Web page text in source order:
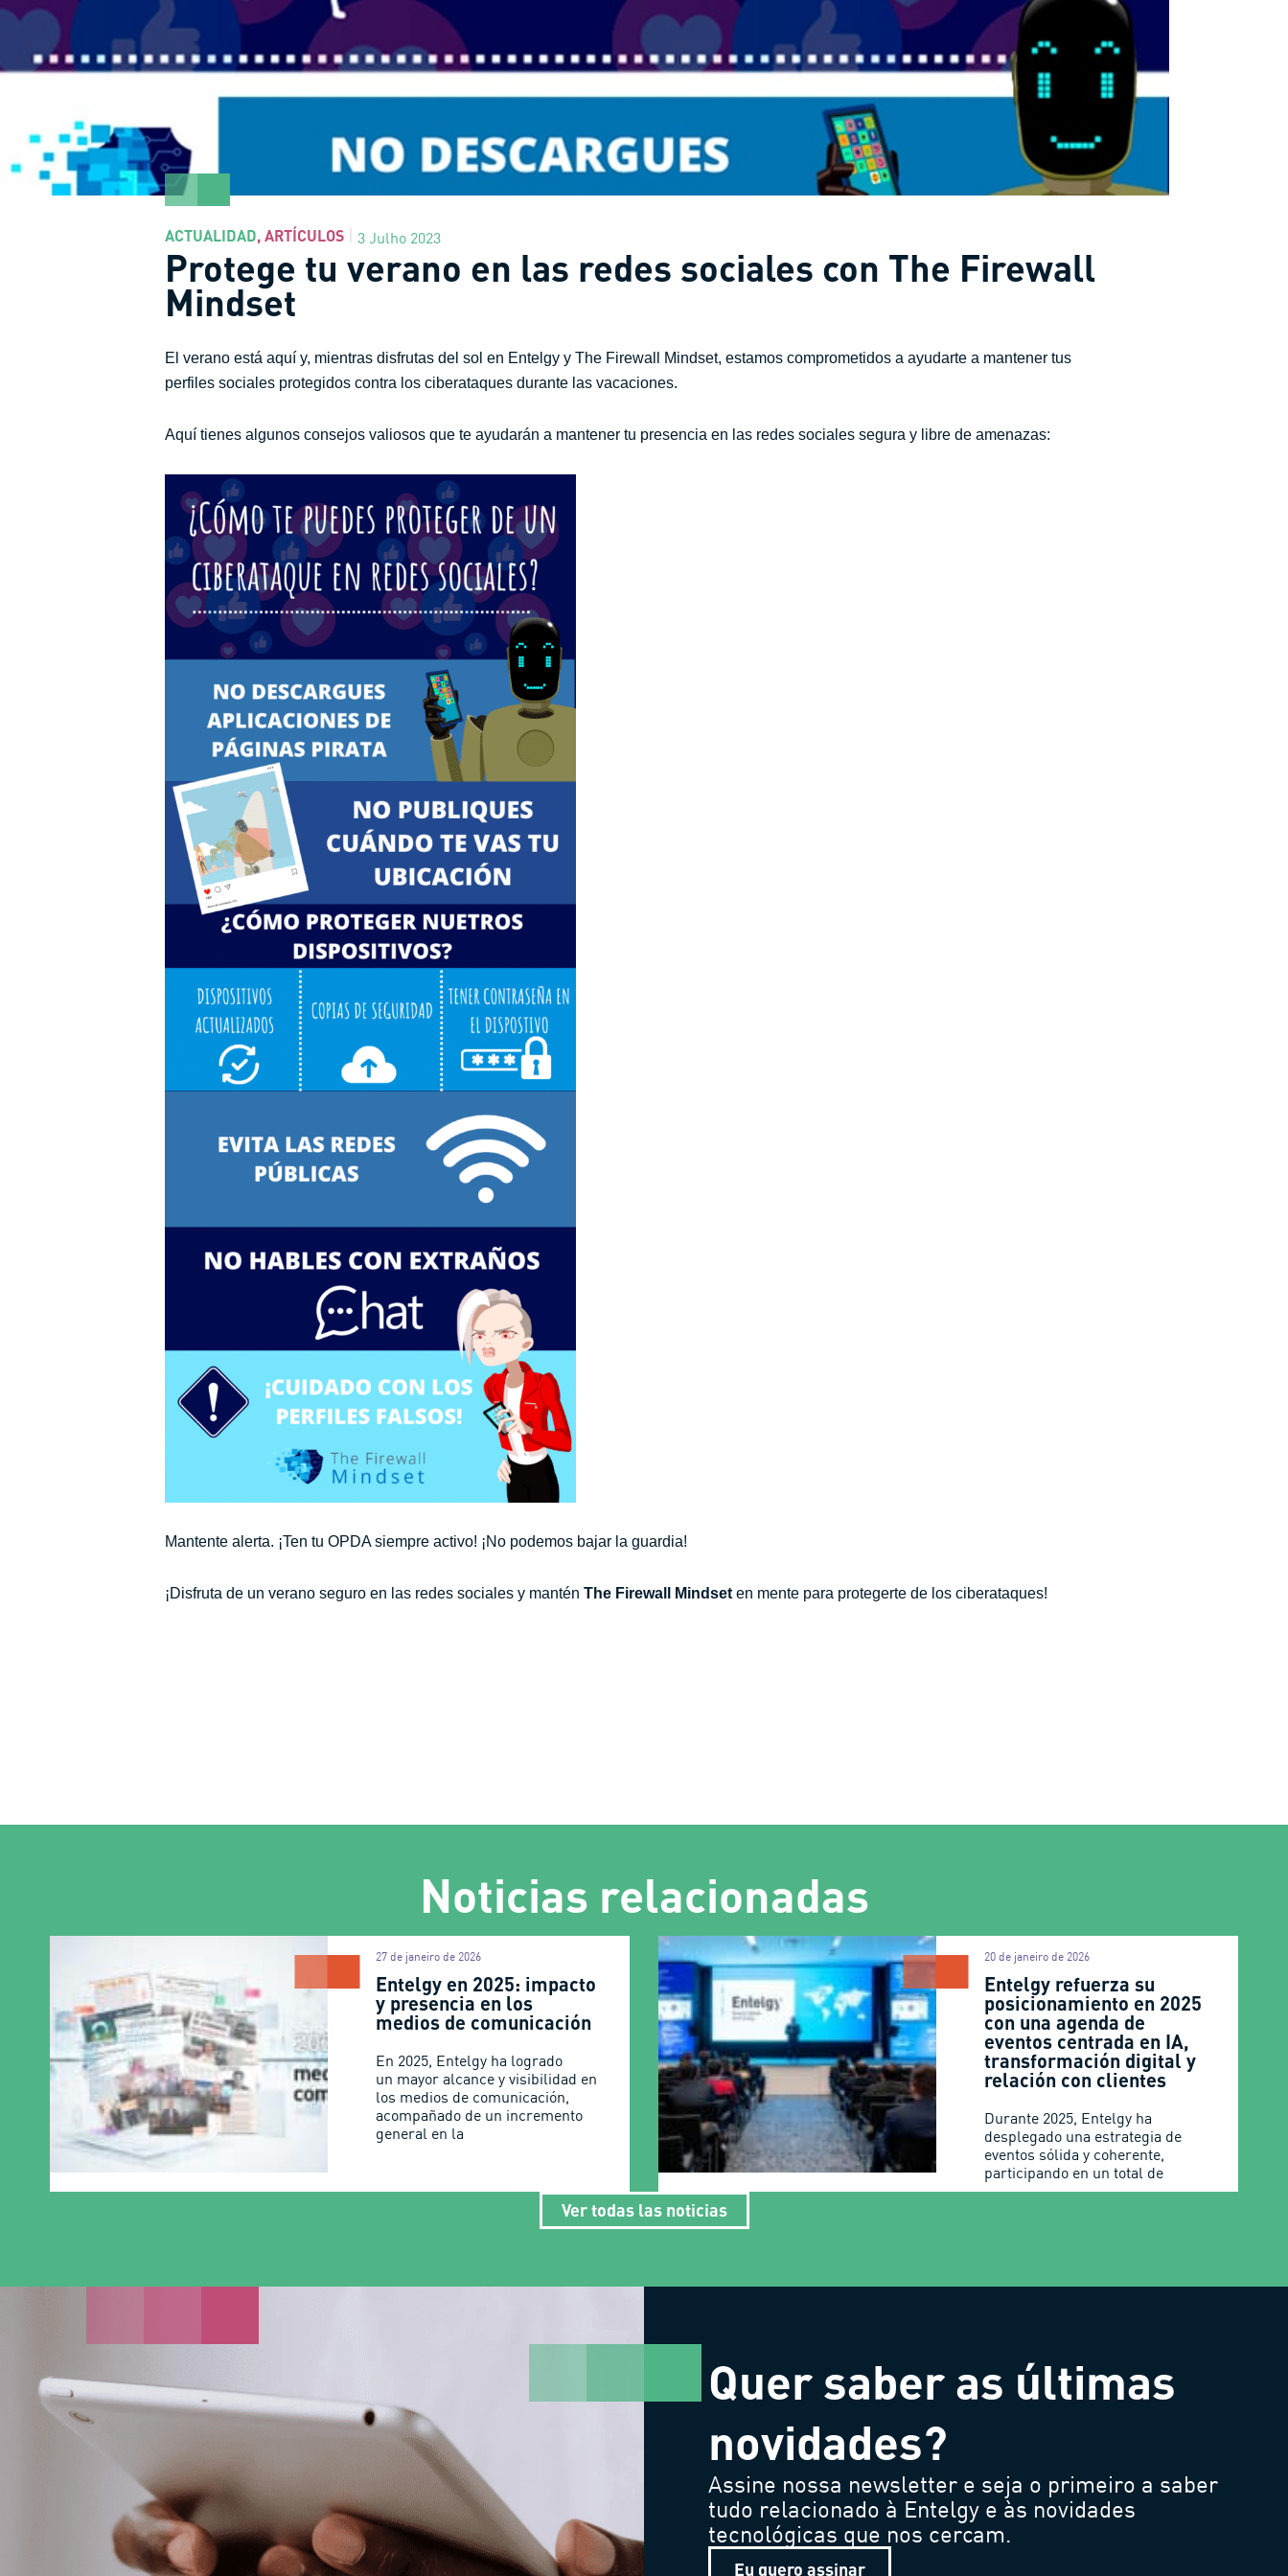
ACTUALIDAD, ARTÍCULOS 3 Julho 2023
Protege tu verano en las redes sociales con The Firewall
Mindset
El verano está aquí y, mientras disfrutas del sol en Entelgy y The Firewall Mindset, estamos comprometidos a ayudarte a mantener tus
perfiles sociales protegidos contra los ciberataques durante las vacaciones.
Aquí tienes algunos consejos valiosos que te ayudarán a mantener tu presencia en las redes sociales segura y libre de amenazas:
Mantente alerta. ¡Ten tu OPDA siempre activo! ¡No podemos bajar la guardia!
¡Disfruta de un verano seguro en las redes sociales y mantén The Firewall Mindset en mente para protegerte de los ciberataques!
Noticias relacionadas
Entelgy en 2025: impacto
y presencia en los
medios de comunicación
27 de janeiro de 2026
En 2025, Entelgy ha logrado
un mayor alcance y visibilidad en
los medios de comunicación,
acompañado de un incremento
general en la
Entelgy refuerza su
posicionamiento en 2025
con una agenda de
eventos centrada en IA,
transformación digital y
relación con clientes
20 de janeiro de 2026
Durante 2025, Entelgy ha
desplegado una estrategia de
eventos sólida y coherente,
participando en un total de
Ver todas las noticias
Quer saber as últimas
novidades?
Assine nossa newsletter e seja o primeiro a saber
tudo relacionado à Entelgy e às novidades
tecnológicas que nos cercam.
Eu quero assinar